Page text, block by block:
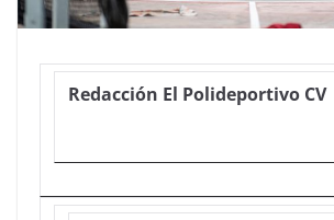
Redacción El Polideportivo CV